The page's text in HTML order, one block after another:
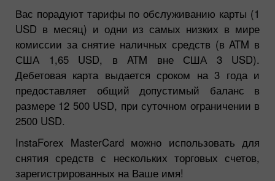
Вас порадуют тарифы по обслуживанию карты (1
USD в месяц) и одни из самых низких в мире
комиссии за снятие наличных средств (в ATM в
США 1,65 USD, в ATM вне США 3 USD).
Дебетовая карта выдается сроком на 3 года и
предоставляет общий допустимый баланс в
размере 12 500 USD, при суточном ограничении в
2500 USD.
InstaForex MasterCard можно использовать для
снятия средств с нескольких торговых счетов,
зарегистрированных на Ваше имя!